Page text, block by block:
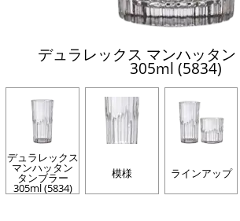
デュラレックス マンハッタ
305ml (5834)
デュラレックス
マンハッタン
タンブラー
305ml (5834)
模様 ラインアップ